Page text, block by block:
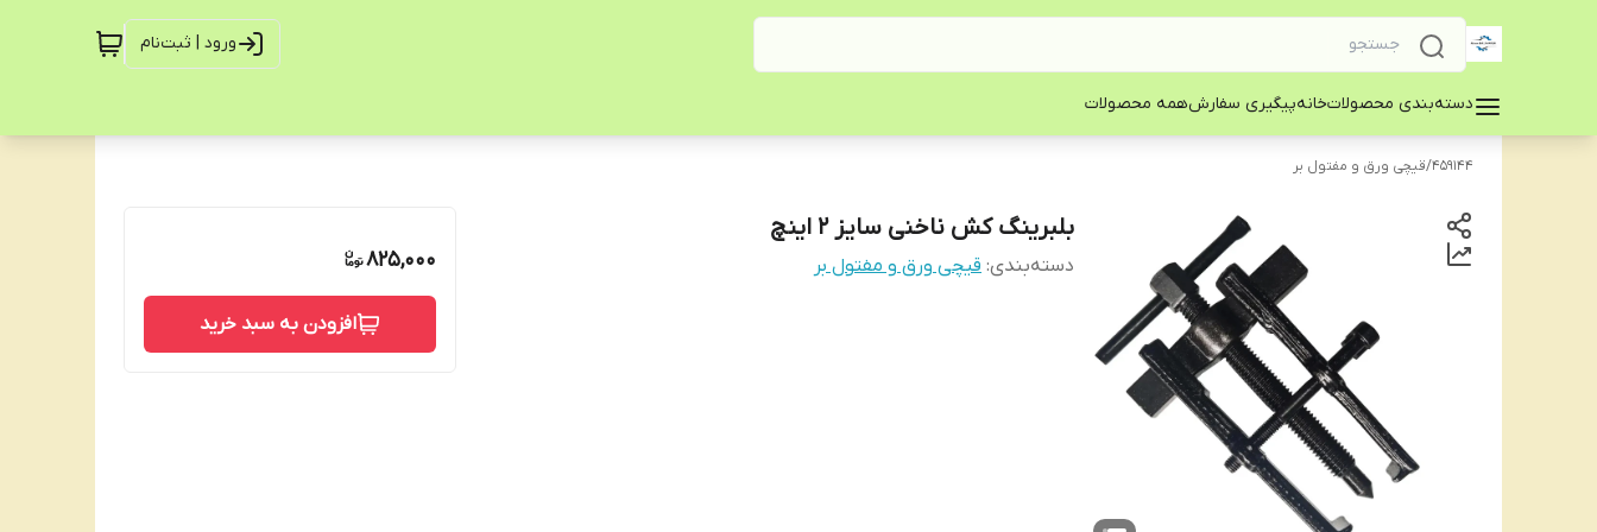
ورود | ثبت‌نام
دسته‌بندی محصولاتخانهپیگیری سفارشهمه محصولات
459144
/قیچی ورق و مفتول بر
بلبرینگ کش ناخنی سایز 2 اینچ
دسته‌بندی: قیچی ورق و مفتول بر 825,000
افزودن به سبد خرید